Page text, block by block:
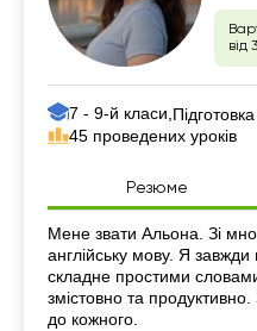
від
7 - 9-й класи,
45 проведених уроків
Резюме
Резюме
Мене звати Альона. Зі
англійську мову. Я
складне простими
змістовно та
до кожного.